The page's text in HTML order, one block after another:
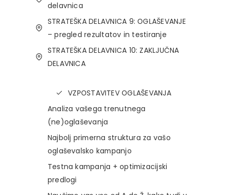
delavnica
STRATEŠKA DELAVNICA 9: OGLAŠEVANJE
– pregled rezultatov in testiranje
STRATEŠKA DELAVNICA 10: ZAKLJUČNA
DELAVNICA
VZPOSTAVITEV OGLAŠEVANJA
Analiza vašega trenutnega
(ne)oglaševanja
Najbolj primerna struktura za vašo
oglaševalsko kampanjo
Testna kampanja + optimizacijski
predlogi